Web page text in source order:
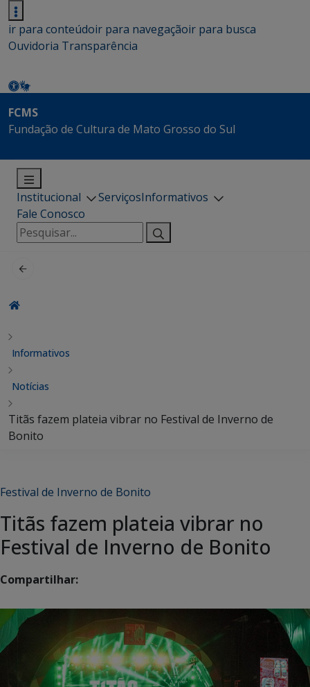
ir para conteúdoir para navegaçãoir para busca
Ouvidoria Transparência
FCMS
Fundação de Cultura de Mato Grosso do Sul
Institucional ServiçosInformativos
Fale Conosco
Pesquisar
por:
Informativos
Notícias
Titãs fazem plateia vibrar no Festival de Inverno de
Bonito
Festival de Inverno de Bonito
Titãs fazem plateia vibrar no
Festival de Inverno de Bonito
Compartilhar: